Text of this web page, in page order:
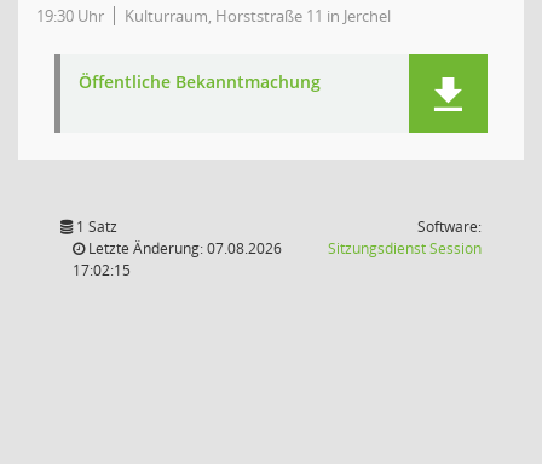
19:30 Uhr Kulturraum, Horststraße 11 in Jerchel
Öffentliche Bekanntmachung
1 Satz
Letzte Änderung: 07.08.2026
17:02:15
Software:
SitzungsdienstSession(Wird in